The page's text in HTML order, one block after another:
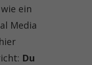
ein
Media
Du